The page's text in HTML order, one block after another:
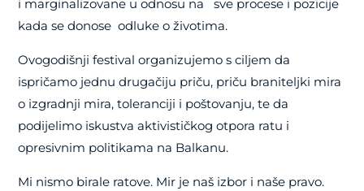
i marginalizovane u odnosu na sve procese i pozicije
kada se donose odluke o životima.
Ovogodišnji festival organizujemo s ciljem da
ispričamo jednu drugačiju priču, priču braniteljki mira
o izgradnji mira, toleranciji i poštovanju, te da
podijelimo iskustva aktivističkog otpora ratu i
opresivnim politikama na Balkanu.
Mi nismo birale ratove. Mir je naš izbor i naše pravo.